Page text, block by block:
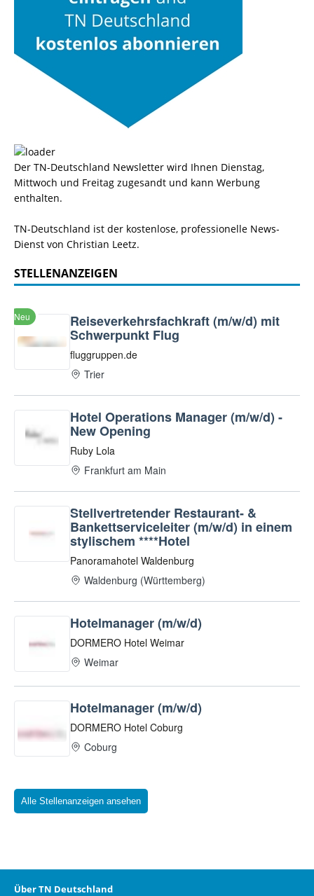
Der TN-Deutschland Newsletter wird Ihnen Dienstag,
Mittwoch und Freitag zugesandt und kann Werbung
enthalten.
TN-Deutschland ist der kostenlose, professionelle News-
Dienst von Christian Leetz.
STELLENANZEIGEN
Alle Stellenanzeigen ansehen
Über TN Deutschland